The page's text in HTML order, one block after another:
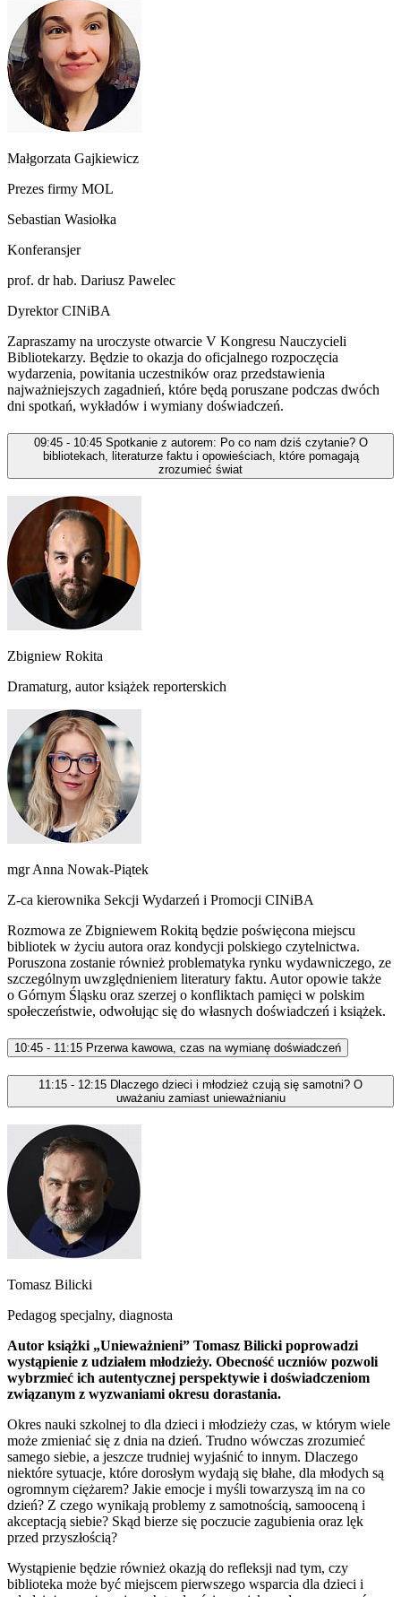
Małgorzata Gajkiewicz
Prezes firmy MOL
Sebastian Wasiołka
Konferansjer
prof. dr hab. Dariusz Pawelec
Dyrektor CINiBA
Zapraszamy na uroczyste otwarcie V Kongresu Nauczycieli
Bibliotekarzy. Będzie to okazja do oficjalnego rozpoczęcia
wydarzenia, powitania uczestników oraz przedstawienia
najważniejszych zagadnień, które będą poruszane podczas dwóch
dni spotkań, wykładów i wymiany doświadczeń.
09:45 - 10:45 Spotkanie z autorem: Po co nam dziś czytanie? O
bibliotekach, literaturze faktu i opowieściach, które pomagają
zrozumieć świat
Zbigniew Rokita
Dramaturg, autor książek reporterskich
mgr Anna Nowak-Piątek
Z-ca kierownika Sekcji Wydarzeń i Promocji CINiBA
Rozmowa ze Zbigniewem Rokitą będzie poświęcona miejscu
bibliotek w życiu autora oraz kondycji polskiego czytelnictwa.
Poruszona zostanie również problematyka rynku wydawniczego, ze
szczególnym uwzględnieniem literatury faktu. Autor opowie także
o Górnym Śląsku oraz szerzej o konfliktach pamięci w polskim
społeczeństwie, odwołując się do własnych doświadczeń i książek.
10:45 - 11:15 Przerwa kawowa, czas na wymianę doświadczeń
11:15 - 12:15 Dlaczego dzieci i młodzież czują się samotni? O
uważaniu zamiast unieważnianiu
Tomasz Bilicki
Pedagog specjalny, diagnosta
Autor książki „Unieważnieni” Tomasz Bilicki poprowadzi
wystąpienie z udziałem młodzieży. Obecność uczniów pozwoli
wybrzmieć ich autentycznej perspektywie i doświadczeniom
związanym z wyzwaniami okresu dorastania.
Okres nauki szkolnej to dla dzieci i młodzieży czas, w którym wiele
może zmieniać się z dnia na dzień. Trudno wówczas zrozumieć
samego siebie, a jeszcze trudniej wyjaśnić to innym. Dlaczego
niektóre sytuacje, które dorosłym wydają się błahe, dla młodych są
ogromnym ciężarem? Jakie emocje i myśli towarzyszą im na co
dzień? Z czego wynikają problemy z samotnością, samooceną i
akceptacją siebie? Skąd bierze się poczucie zagubienia oraz lęk
przed przyszłością?
Wystąpienie będzie również okazją do refleksji nad tym, czy
biblioteka może być miejscem pierwszego wsparcia dla dzieci i